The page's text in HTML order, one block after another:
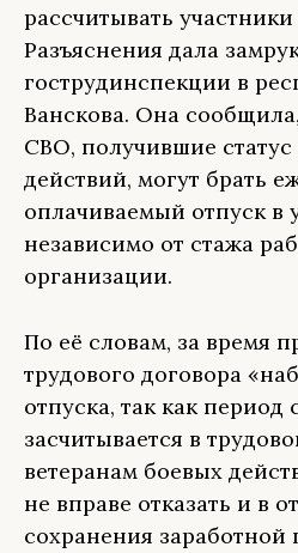
рассчитывать
Разъяснения дала
гострудинспекции в
Ванскова. Она
СВО, получившие статус
действий, могут брать
оплачиваемый отпуск в
независимо от стажа
организации.
По её словам, за время
трудового договора
отпуска, так как
засчитывается в
ветеранам боевых
не вправе отказать и в
сохранения заработной